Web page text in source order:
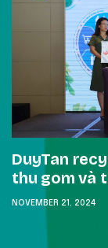
DuyTan
thu gom và
NOVEMBER 21, 2024